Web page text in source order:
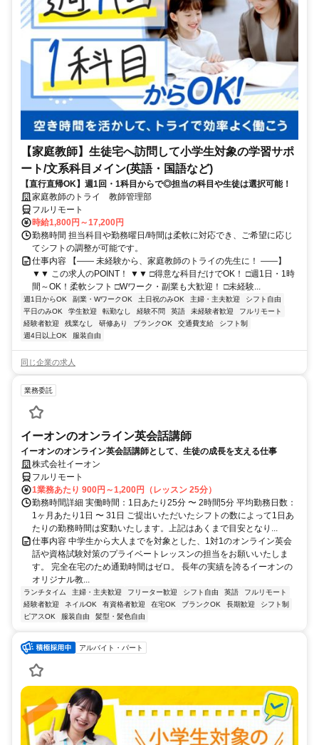
【家庭教師】生徒宅へ訪問して小学生対象の学習サポ
ート/文系科目メイン(英語・国語など)
【直行直帰OK】週1回・1科目からで◎担当の科目や生徒は選択可能！
家庭教師のトライ 教師管理部
フルリモート
時給1,800円～17,200円
勤務時間 担当科目や勤務曜日/時間は柔軟に対応でき、ご希望に応じ
てシフトの調整が可能です。
仕事内容 【―― 未経験から、家庭教師のトライの先生に！ ――】
▼▼ この求人のPOINT！ ▼▼ □得意な科目だけでOK！ □週1日・1時
間～OK！柔軟シフト □Wワーク・副業も大歓迎！ □未経験...
週1日からOK 副業・WワークOK 土日祝のみOK 主婦・主夫歓迎
シフト自由
平日のみOK
学生歓迎 転勤なし 経験不問 英語 未経験者歓迎
フルリモート
経験者歓迎
残業なし 研修あり ブランクOK 交通費支給
シフト制
週4日以上OK
服装自由
同じ企業の求人
業務委託
イーオンのオンライン英会話講師
イーオンのオンライン英会話講師として、生徒の成長を支える仕事
株式会社イーオン
フルリモート
1業務あたり 900円～1,200円（レッスン 25分）
勤務時間詳細 実働時間：1日あたり25分 〜 2時間5分 平均勤務日数：
1ヶ月あたり1日 〜 31日 ご提出いただいたシフトの数によって1日あ
たりの勤務時間は変動いたします。上記はあくまで目安となり...
仕事内容 中学生から大人までを対象とした、1対1のオンライン英会
話や資格試験対策のプライベートレッスンの担当をお願いいたしま
す。 完全在宅のため通勤時間はゼロ。 長年の実績を誇るイーオンの
オリジナル教...
ランチタイム 主婦・主夫歓迎 フリーター歓迎 シフト自由 英語
フルリモート
経験者歓迎
ネイルOK 有資格者歓迎 在宅OK ブランクOK 長期歓迎
シフト制
ピアスOK
服装自由 髪型・髪色自由
アルバイト・パート